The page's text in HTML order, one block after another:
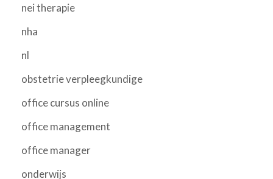
nei therapie
nha
nl
obstetrie verpleegkundige
office cursus online
office management
office manager
onderwijs